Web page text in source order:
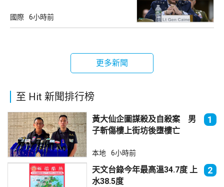
國際 6小時前
更多新聞
至 Hit 新聞排行榜
黃大仙企圖謀殺及自殺案 男
子斬傷樓上街坊後墮樓亡
1
本地 6小時前
天文台錄今年最高溫34.7度 上
水38.5度
2